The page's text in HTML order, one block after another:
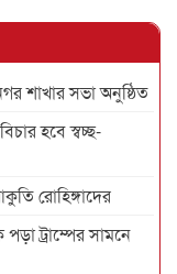
শাখার সভা অনুষ্ঠিত
হবে স্বচ্ছ-
রোহিঙ্গাদের
ট্রাম্পের সামনে